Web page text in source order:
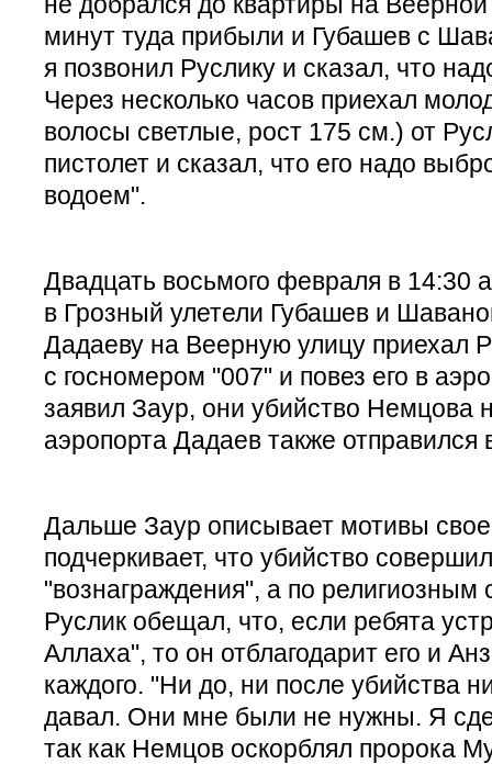
минут туда прибыли и Губашев с
я позвонил Руслику и сказал, что
Через несколько часов приехал
волосы светлые, рост 175 см.) от
пистолет и сказал, что его надо
водоем".
Двадцать восьмого февраля в 14:30
в Грозный улетели Губашев и
Дадаеву на Веерную улицу приехал
с госномером "007" и повез его в
заявил Заур, они убийство Немцова
аэропорта Дадаев также отправился
Дальше Заур описывает мотивы
подчеркивает, что убийство
"вознаграждения", а по религиозным
Руслик обещал, что, если ребята
Аллаха", то он отблагодарит его и
каждого. "Ни до, ни после убийства
давал. Они мне были не нужны. Я
так как Немцов оскорблял пророка